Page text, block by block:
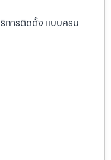
การติดตั้ง แบบครบ